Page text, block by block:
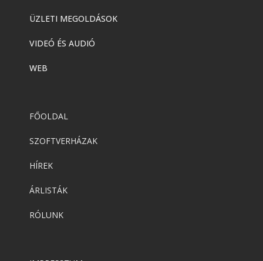
ÜZLETI MEGOLDÁSOK
VIDEÓ ÉS AUDIÓ
WEB
FŐOLDAL
SZOFTVERHÁZAK
HÍREK
ÁRLISTÁK
RÓLUNK